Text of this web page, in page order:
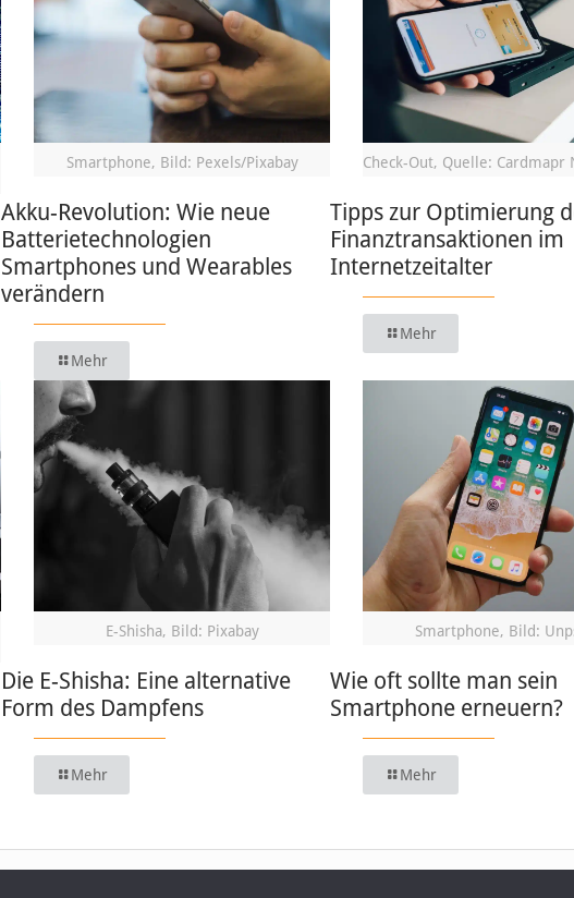
Smartphone, Bild: Pexels/Pixabay
Akku-Revolution: Wie neue
Batterietechnologien
Smartphones und Wearables
verändern
Mehr
Check-Out, Quelle: Cardmapr
Tipps zur Optimierung
Finanztransaktionen im
Internetzeitalter
Mehr
E-Shisha, Bild: Pixabay
Die E-Shisha: Eine alternative
Form des Dampfens
Mehr
Smartphone, Bild:
Wie oft sollte man sein
Smartphone erneuern?
Mehr